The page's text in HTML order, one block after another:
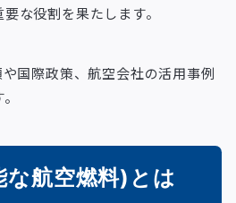
な役割を果たします。
国際政策、航空会社の活用事例
な航空燃料)とは